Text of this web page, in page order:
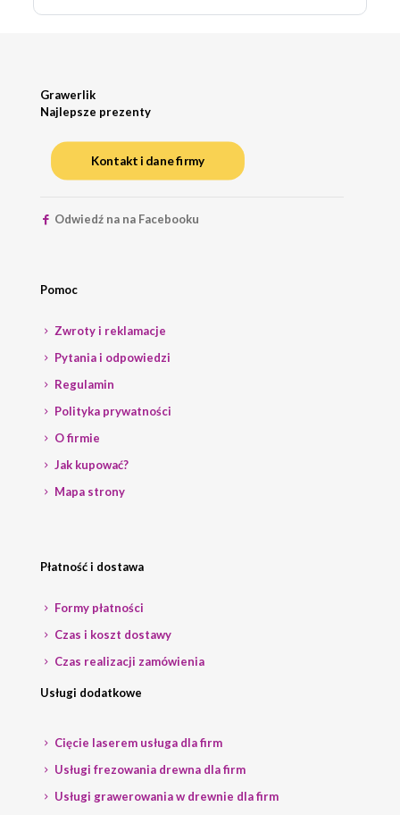
Grawerlik
Najlepsze prezenty
Kontakt i dane firmy
Odwiedź na na Facebooku
Pomoc
Zwroty i reklamacje
Pytania i odpowiedzi
Regulamin
Polityka prywatności
O firmie
Jak kupować?
Mapa strony
Płatność i dostawa
Formy płatności
Czas i koszt dostawy
Czas realizacji zamówienia
Usługi dodatkowe
Cięcie laserem usługa dla firm
Usługi frezowania drewna dla firm
Usługi grawerowania w drewnie dla firm